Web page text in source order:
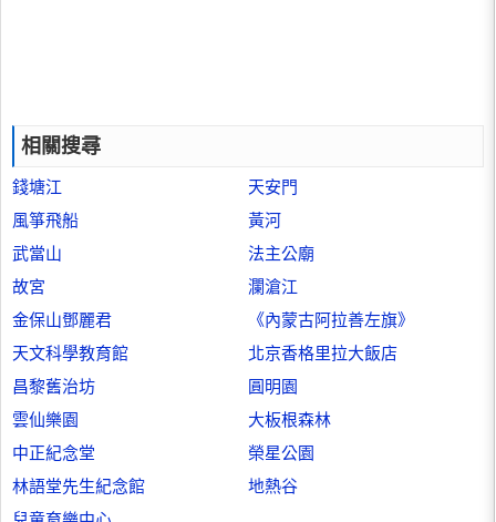
相關搜尋
錢塘江
天安門
風箏飛船
黃河
武當山
法主公廟
故宮
瀾滄江
金保山鄧麗君
《內蒙古阿拉善左旗》
天文科學教育館
北京香格里拉大飯店
昌黎舊治坊
圓明園
雲仙樂園
大板根森林
中正紀念堂
榮星公園
林語堂先生紀念館
地熱谷